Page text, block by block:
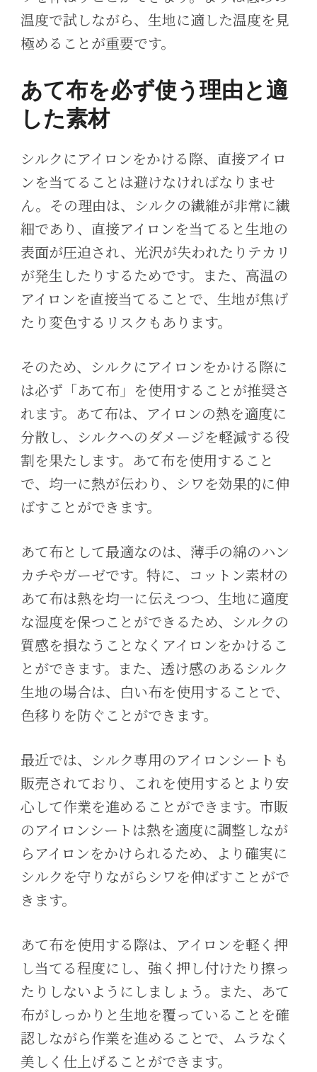
温度で試しながら、生地に適した温度を見
極めることが重要です。
あて布を必ず使う理由と適
した素材
シルクにアイロンをかける際、直接アイロ
ンを当てることは避けなければなりませ
ん。その理由は、シルクの繊維が非常に繊
細であり、直接アイロンを当てると生地の
表面が圧迫され、光沢が失われたりテカリ
が発生したりするためです。また、高温の
アイロンを直接当てることで、生地が焦げ
たり変色するリスクもあります。
そのため、シルクにアイロンをかける際に
は必ず「あて布」を使用することが推奨さ
れます。あて布は、アイロンの熱を適度に
分散し、シルクへのダメージを軽減する役
割を果たします。あて布を使用すること
で、均一に熱が伝わり、シワを効果的に伸
ばすことができます。
あて布として最適なのは、薄手の綿のハン
カチやガーゼです。特に、コットン素材の
あて布は熱を均一に伝えつつ、生地に適度
な湿度を保つことができるため、シルクの
質感を損なうことなくアイロンをかけるこ
とができます。また、透け感のあるシルク
生地の場合は、白い布を使用することで、
色移りを防ぐことができます。
最近では、シルク専用のアイロンシートも
販売されており、これを使用するとより安
心して作業を進めることができます。市販
のアイロンシートは熱を適度に調整しなが
らアイロンをかけられるため、より確実に
シルクを守りながらシワを伸ばすことがで
きます。
あて布を使用する際は、アイロンを軽く押
し当てる程度にし、強く押し付けたり擦っ
たりしないようにしましょう。また、あて
布がしっかりと生地を覆っていることを確
認しながら作業を進めることで、ムラなく
美しく仕上げることができます。